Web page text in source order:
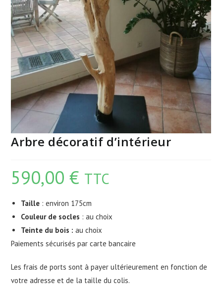
Arbre décoratif d’intérieur
590,00€ TTC
Taille : environ 175cm
Couleur de socles : au choix
Teinte du bois : au choix
Paiements sécurisés par carte bancaire
Les frais de ports sont à payer ultérieurement en fonction de
votre adresse et de la taille du colis.